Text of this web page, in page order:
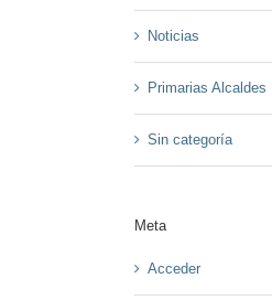
Noticias
Primarias Alcaldes
Sin categoría
Meta
Acceder